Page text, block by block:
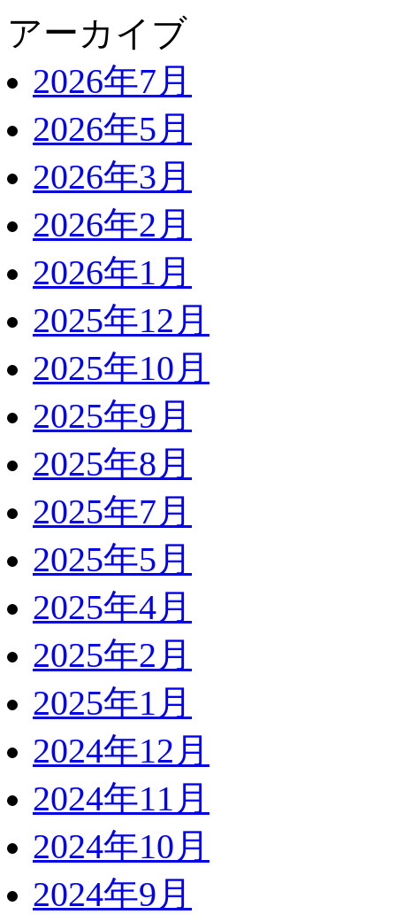
アーカイブ
2026年7月
2026年5月
2026年3月
2026年2月
2026年1月
2025年12月
2025年10月
2025年9月
2025年8月
2025年7月
2025年5月
2025年4月
2025年2月
2025年1月
2024年12月
2024年11月
2024年10月
2024年9月